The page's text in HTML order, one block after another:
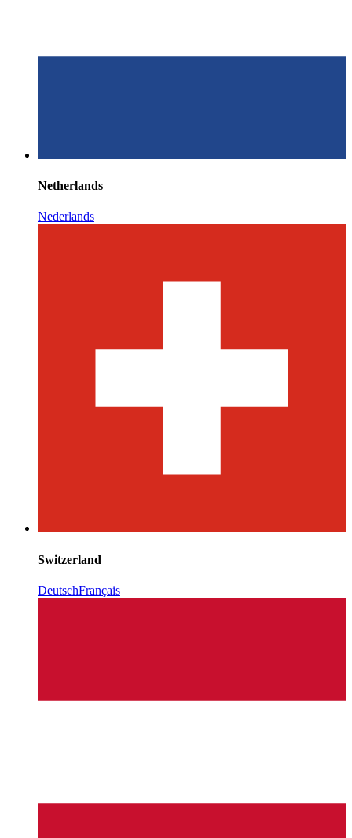
Netherlands
Nederlands
Switzerland
DeutschFrançais